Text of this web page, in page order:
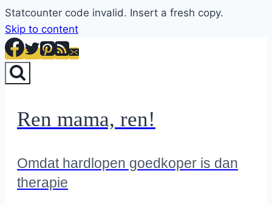
Statcounter code invalid. Insert a fresh copy.
Skip to content
Ren mama, ren!
Omdat hardlopen goedkoper is dan
therapie